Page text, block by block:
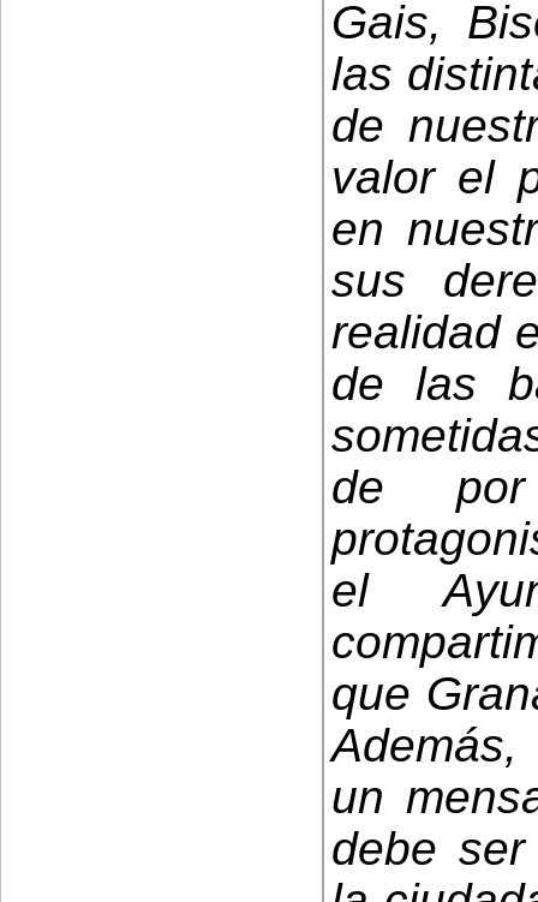
Gais,
las
de
valor el
en
sus
realidad
de las
de
el
que
un
debe